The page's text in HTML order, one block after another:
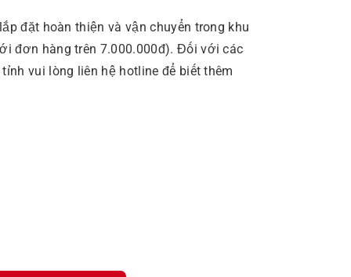
đặt hoàn thiện và vận chuyển trong khu
đơn hàng trên 7.000.000đ). Đối với các
vui lòng liên hệ hotline để biết thêm